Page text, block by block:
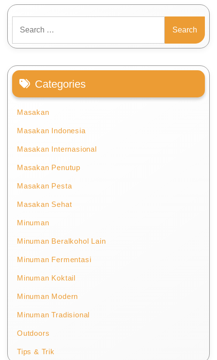
for:
Categories
Masakan
Masakan Indonesia
Masakan Internasional
Masakan Penutup
Masakan Pesta
Masakan Sehat
Minuman
Minuman Beralkohol Lain
Minuman Fermentasi
Minuman Koktail
Minuman Modern
Minuman Tradisional
Outdoors
Tips & Trik